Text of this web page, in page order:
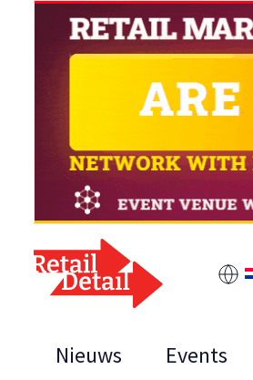
Nieuws Events